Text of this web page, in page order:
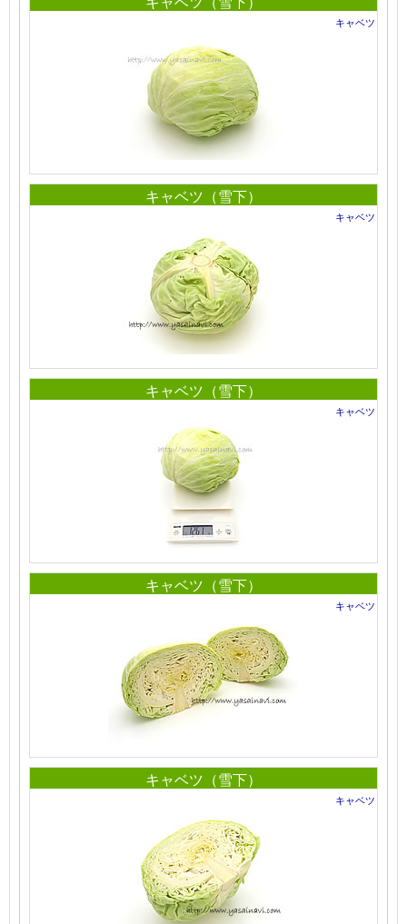
キャベツ
キャベツ（雪下）
キャベツ
キャベツ（雪下）
キャベツ
キャベツ（雪下）
キャベツ
キャベツ（雪下）
キャベツ